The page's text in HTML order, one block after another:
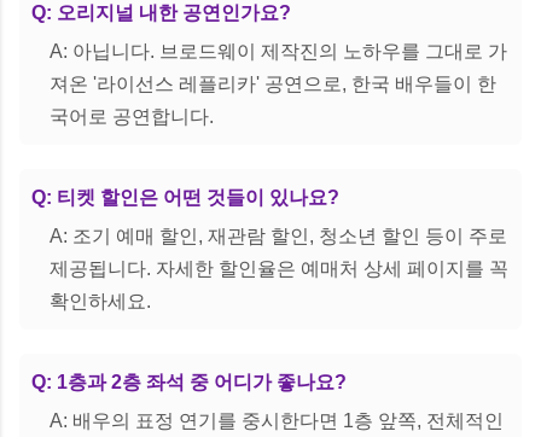
Q: 오리지널 내한 공연인가요?
A: 아닙니다. 브로드웨이 제작진의 노하우를 그대로 가
져온 '라이선스 레플리카' 공연으로, 한국 배우들이 한
국어로 공연합니다.
Q: 티켓 할인은 어떤 것들이 있나요?
A: 조기 예매 할인, 재관람 할인, 청소년 할인 등이 주로
제공됩니다. 자세한 할인율은 예매처 상세 페이지를 꼭
확인하세요.
Q: 1층과 2층 좌석 중 어디가 좋나요?
A: 배우의 표정 연기를 중시한다면 1층 앞쪽, 전체적인